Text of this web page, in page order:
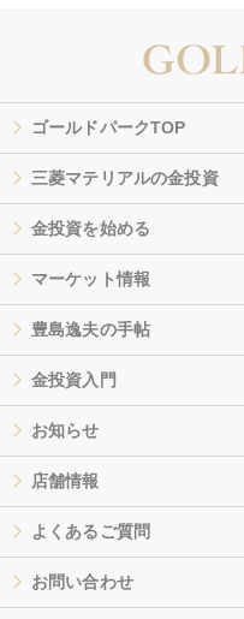
ゴールドパークTOP
三菱マテリアルの金投資
金投資を始める
マーケット情報
豊島逸夫の手帖
金投資入門
お知らせ
店舗情報
よくあるご質問
お問い合わせ